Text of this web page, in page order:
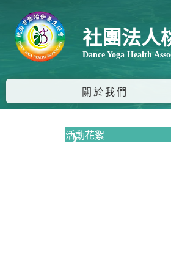
社團法人
Dance Yoga Health
關於我們
活動花絮